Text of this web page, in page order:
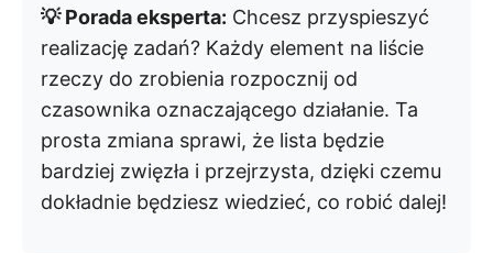
💡 Porada eksperta: Chcesz przyspieszyć
realizację zadań? Każdy element na liście
rzeczy do zrobienia rozpocznij od
czasownika oznaczającego działanie. Ta
prosta zmiana sprawi, że lista będzie
bardziej zwięzła i przejrzysta, dzięki czemu
dokładnie będziesz wiedzieć, co robić dalej!